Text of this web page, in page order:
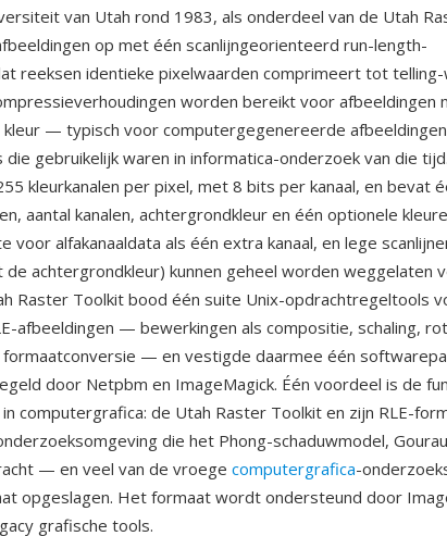
van Utah rond 1983, als onderdeel van de Utah
op met één scanlijngeorienteerd run-length-
reeksen identieke pixelwaarden comprimeert tot
worden bereikt voor afbeeldingen
kleur — typisch voor computergegenereerde
gebruikelijk waren in informatica-onderzoek van die
kleurkanalen per pixel, met 8 bits per kanaal, en bevat
aantal kanalen, achtergrondkleur en één optionele
voor alfakanaaldata als één extra kanaal, en lege
achtergrondkleur) kunnen geheel worden weggelaten
Raster Toolkit bood één suite Unix-opdrachtregeltools
afbeeldingen — bewerkingen als compositie, schaling,
formaatconversie — en vestigde daarmee één
door Netpbm en ImageMagick. Één voordeel is de
computergrafica: de Utah Raster Toolkit en zijn RLE-
die het Phong-schaduwmodel,
— en veel van de vroege computergrafica-
opgeslagen. Het formaat wordt ondersteund door
grafische tools.